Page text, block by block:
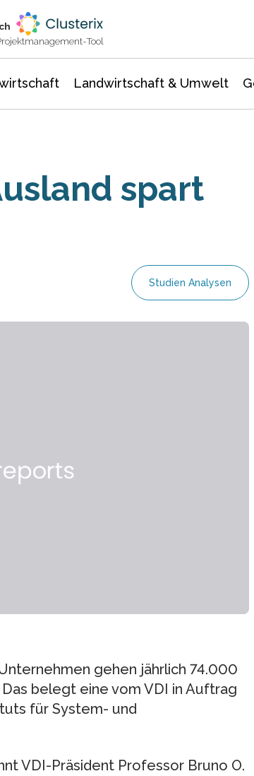
Tool
Landwirtschaft & Umwelt
spart
Studien Analysen
gehen jährlich 74.000
belegt eine vom VDI in Auftrag
für System- und
VDI-Präsident Professor Bruno O.